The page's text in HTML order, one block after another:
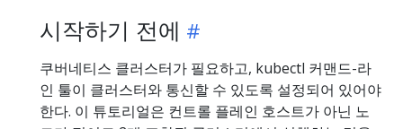
시작하기 전에
쿠버네티스 클러스터가 필요하고, kubectl 커맨드-라
인 툴이 클러스터와 통신할 수 있도록 설정되어 있어야
한다. 이 튜토리얼은 컨트롤 플레인 호스트가 아닌 노